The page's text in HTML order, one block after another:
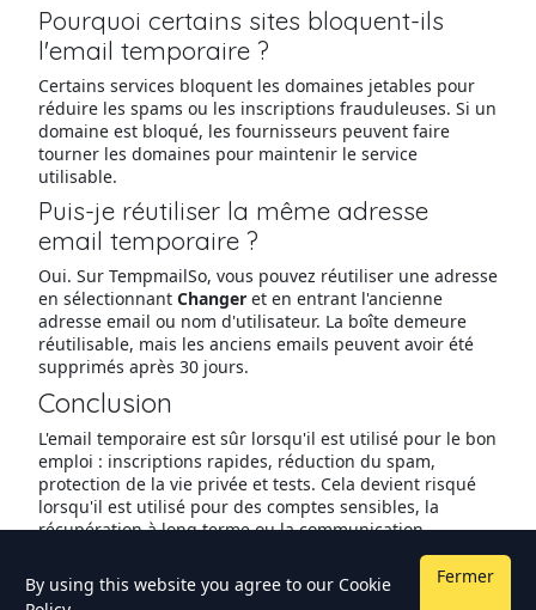
Pourquoi certains sites bloquent-ils
l'email temporaire ?
Certains services bloquent les domaines jetables pour
réduire les spams ou les inscriptions frauduleuses. Si un
domaine est bloqué, les fournisseurs peuvent faire
tourner les domaines pour maintenir le service
utilisable.
Puis-je réutiliser la même adresse
email temporaire ?
Oui. Sur TempmailSo, vous pouvez réutiliser une adresse
en sélectionnant Changeret en entrant l'ancienne
adresse email ou nom d'utilisateur. La boîte demeure
réutilisable, mais les anciens emails peuvent avoir été
supprimés après 30 jours.
Conclusion
L'email temporaire est sûr lorsqu'il est utilisé pour le bon
emploi : inscriptions rapides, réduction du spam,
protection de la vie privée et tests. Cela devient risqué
lorsqu'il est utilisé pour des comptes sensibles, la
récupération à long terme ou la communication
Si vous voulez une boîte de réception jetable simple,
By using this website you agree to our Cookie
Fermer